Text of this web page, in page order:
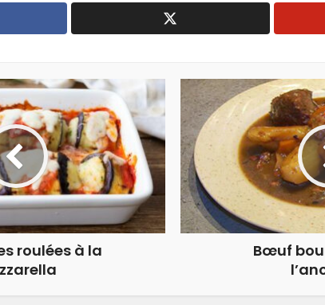
roulées à la
Bœuf